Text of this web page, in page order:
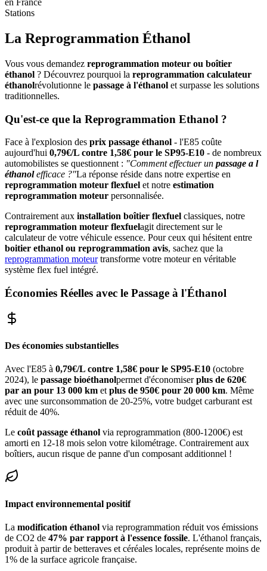
en France
Stations
La Reprogrammation Éthanol
Vous vous demandez reprogrammation moteur ou boîtier
éthanol ? Découvrez pourquoi la reprogrammation calculateur
éthanolrévolutionne le passage à l'éthanol et surpasse les solutions
traditionnelles.
Qu'est-ce que la Reprogrammation Ethanol ?
Face à l'explosion des prix passage éthanol - l'E85 coûte
aujourd'hui 0,79€/L contre 1,58€ pour le SP95-E10 - de nombreux
automobilistes se questionnent : "Comment effectuer un passage a l
éthanolefficace ?"La réponse réside dans notre expertise en
reprogrammation moteur flexfuel et notre estimation
reprogrammation moteur personnalisée.
Contrairement aux installation boîtier flexfuel classiques, notre
reprogrammation moteur flexfuelagit directement sur le
calculateur de votre véhicule essence. Pour ceux qui hésitent entre
boitier ethanol ou reprogrammation avis, sachez que la
reprogrammation moteurtransforme votre moteur en véritable
système flex fuel intégré.
Économies Réelles avec le Passage à l'Éthanol
Des économies substantielles
Avec l'E85 à 0,79€/L contre 1,58€ pour le SP95-E10 (octobre
2024), le passage bioéthanolpermet d'économiserplus de 620€
par an pour 13 000 km et plus de 950€ pour 20 000 km. Même
avec une surconsommation de 20-25%, votre budget carburant est
réduit de 40%.
Le coût passage éthanol via reprogrammation (800-1200€) est
amorti en 12-18 mois selon votre kilométrage. Contrairement aux
boîtiers, aucun risque de panne d'un composant additionnel !
Impact environnemental positif
La modification éthanol via reprogrammation réduit vos émissions
de CO2 de 47% par rapport à l'essence fossile. L'éthanol français,
produit à partir de betteraves et céréales locales, représente moins de
1% de la surface agricole française.